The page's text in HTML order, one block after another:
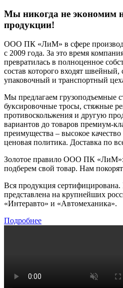
Мы никогда не экономим
продукции!
ООО ПК «ЛиМ» в сфере
с 2009 года. За это время
превратилась в полноценное
состав которого входят
упаковочный и транспортный
Мы предлагаем грузоподъемные
буксировочные тросы, стяжные
противоскольжения и другую
вариантов до товаров премиум-
преимущества – высокое
ценовая политика. Доставка по
Золотое правило ООО ПК «ЛиМ»:
подберем свой товар. Нам
Вся продукция
представлена на крупнейших
«Интеравто» и «Автомеханика».
Подробнее